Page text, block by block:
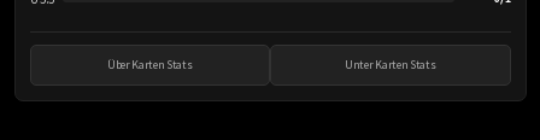
Über Karten Stats Unter Karten Stats